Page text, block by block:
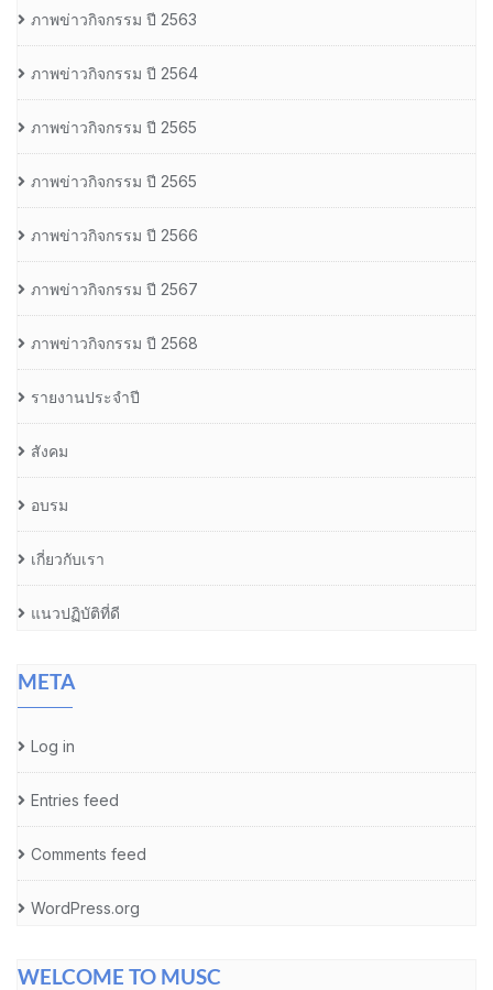
ภาพข่าวกิจกรรม ปี 2563
ภาพข่าวกิจกรรม ปี 2564
ภาพข่าวกิจกรรม ปี 2565
ภาพข่าวกิจกรรม ปี 2565
ภาพข่าวกิจกรรม ปี 2566
ภาพข่าวกิจกรรม ปี 2567
ภาพข่าวกิจกรรม ปี 2568
รายงานประจำปี
สังคม
อบรม
เกี่ยวกับเรา
แนวปฏิบัติที่ดี
META
Log in
Entries feed
Comments feed
WordPress.org
WELCOME TO MUSC